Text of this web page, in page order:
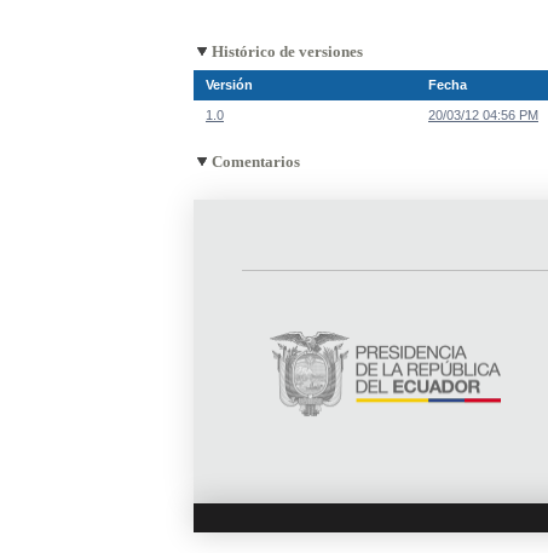
Histórico de versiones
Versión Fecha
1.0 20/03/12 04:56 PM
Comentarios